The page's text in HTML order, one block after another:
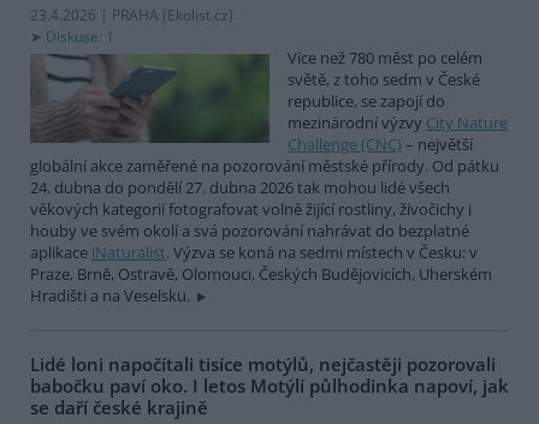
23.4.2026 | PRAHA (Ekolist.cz)
Diskuse: 1
Více než 780 měst po celém
světě, z toho sedm v České
republice, se zapojí do
mezinárodní výzvy City Nature
Challenge (CNC) – největší
globální akce zaměřené na pozorování městské přírody. Od pátku
24. dubna do pondělí 27. dubna 2026 tak mohou lidé všech
věkových kategorií fotografovat volně žijící rostliny, živočichy i
houby ve svém okolí a svá pozorování nahrávat do bezplatné
aplikace iNaturalist. Výzva se koná na sedmi místech v Česku: v
Praze, Brně, Ostravě, Olomouci, Českých Budějovicích, Uherském
Hradišti a na Veselsku.
Lidé loni napočítali tisíce motýlů, nejčastěji pozorovali
babočku paví oko. I letos Motýlí půlhodinka napoví, jak
se daří české krajině